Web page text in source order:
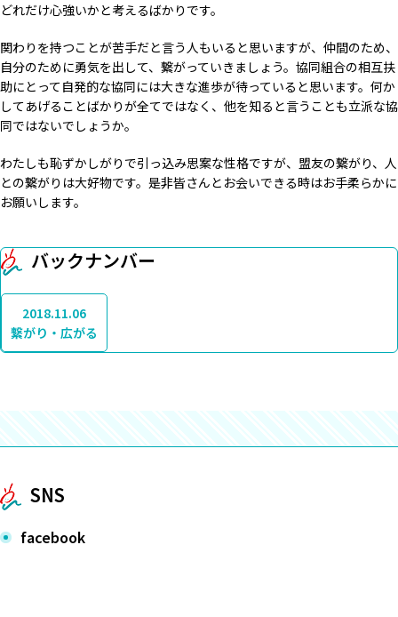
どれだけ心強いかと考えるばかりです。
関わりを持つことが苦手だと言う人もいると思いますが、仲間のため、
自分のために勇気を出して、繋がっていきましょう。協同組合の相互扶
助にとって自発的な協同には大きな進歩が待っていると思います。何か
してあげることばかりが全てではなく、他を知ると言うことも立派な協
同ではないでしょうか。
わたしも恥ずかしがりで引っ込み思案な性格ですが、盟友の繋がり、人
との繋がりは大好物です。是非皆さんとお会いできる時はお手柔らかに
お願いします。
バックナンバー
2018.11.06
繋がり・広がる
SNS
facebook